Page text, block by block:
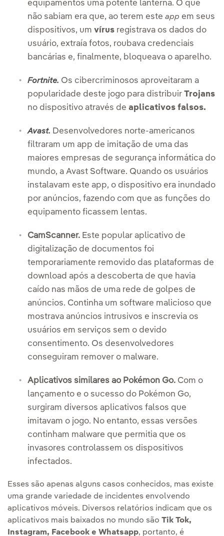
equipamentos uma potente lanterna. O que
não sabiam era que, ao terem este app em seus
dispositivos, um vírus registrava os dados do
usuário, extraía fotos, roubava credenciais
bancárias e, finalmente, bloqueava o aparelho.
Fortnite. Os cibercriminosos aproveitaram a
popularidade deste jogo para distribuir Trojans
no dispositivo através de aplicativos falsos.
Avast. Desenvolvedores norte-americanos
filtraram um app de imitação de uma das
maiores empresas de segurança informática do
mundo, a Avast Software. Quando os usuários
instalavam este app, o dispositivo era inundado
por anúncios, fazendo com que as funções do
equipamento ficassem lentas.
CamScanner. Este popular aplicativo de
digitalização de documentos foi
temporariamente removido das plataformas de
download após a descoberta de que havia
caído nas mãos de uma rede de golpes de
anúncios. Continha um software malicioso que
mostrava anúncios intrusivos e inscrevia os
usuários em serviços sem o devido
consentimento. Os desenvolvedores
conseguiram remover o malware.
Aplicativos similares ao Pokémon Go. Com o
lançamento e o sucesso do Pokémon Go,
surgiram diversos aplicativos falsos que
imitavam o jogo. No entanto, essas versões
continham malware que permitia que os
invasores controlassem os dispositivos
infectados.
Esses são apenas alguns casos conhecidos, mas existe
uma grande variedade de incidentes envolvendo
aplicativos móveis. Diversos relatórios indicam que os
aplicativos mais baixados no mundo são Tik Tok,
Instagram, Facebook e Whatsapp, portanto, é